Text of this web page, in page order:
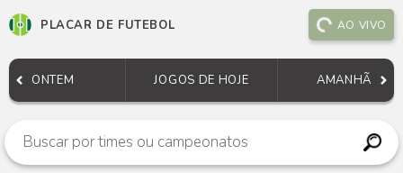
PLACAR DE FUTEBOL AO VIVO
ONTEM JOGOS DE HOJE AMANHÃ